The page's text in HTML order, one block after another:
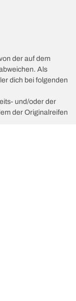
der auf dem
Als
dich bei folgenden
und/oder der
der Originalreifen